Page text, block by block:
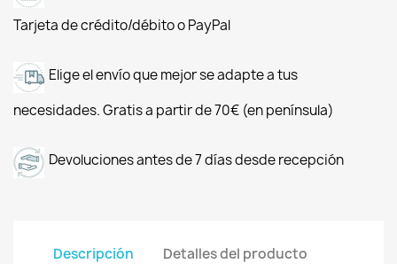
Tarjeta de crédito/débito o PayPal
Elige el envío que mejor se adapte a tus
necesidades. Gratis a partir de 70€ (en península)
Devoluciones antes de 7 días desde recepción
Descripción Detalles del producto